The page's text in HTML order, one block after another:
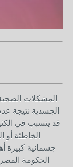
المشكلات
الجسدية نتيجة
قد يتسبب في
الخاطئة أو
جسمانية كبيرة
الحكومة